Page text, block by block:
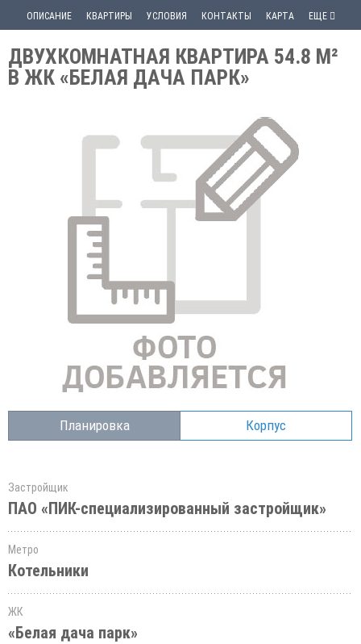
ОПИСАНИЕ КВАРТИРЫ УСЛОВИЯ КОНТАКТЫ КАРТА ЕЩЕ
ДВУХКОМНАТНАЯ КВАРТИРА 54.8 М²
В ЖК «БЕЛАЯ ДАЧА ПАРК»
Планировка Корпус
Застройщик
ПАО «ПИК-специализированный застройщик»
Метро
Котельники
ЖК
«Белая дача парк»